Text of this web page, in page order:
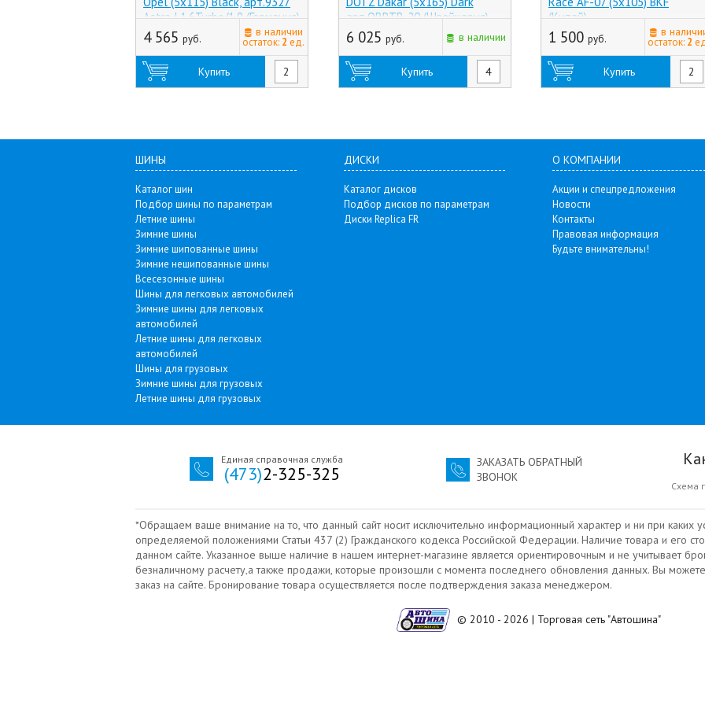
Astra J 1.6Turbo/1.9 (Германия)
4 565 руб.
в наличии
остаток: 2 ед.
Купить
арт.ORPTB-20 (Швейцария)
6 025 руб. в наличии
Купить
(Китай)
1 500 руб.
в
остаток: 2
Купить
ШИНЫ
Каталог шин
Подбор шины по параметрам
Летние шины
Зимние шины
Зимние шипованные шины
Зимние нешипованные шины
Всесезонные шины
Шины для легковых автомобилей
Зимние шины для легковых
автомобилей
Летние шины для легковых
автомобилей
Шины для грузовых
Зимние шины для грузовых
Летние шины для грузовых
ДИСКИ
Каталог дисков
Подбор дисков по параметрам
Диски Replica FR
О КОМПАНИИ
Акции и спецпредложения
Новости
Контакты
Правовая информация
Будьте внимательны!
Единая справочная служба
(473)2-325-325
ЗАКАЗАТЬ ОБРАТНЫЙ
ЗВОНОК
Схема
*Обращаем ваше внимание на то, что данный сайт носит исключительно информационный характер и ни при каких
определяемой положениями Статьи 437 (2) Гражданского кодекса Российской Федерации. Наличие товара и его
данном сайте. Указанное выше наличие в нашем интернет-магазине является ориентировочным и не учитывает
безналичному расчету‚а также продажи, которые произошли с момента последнего обновления данных. Вы
заказ на сайте. Бронирование товара осуществляется после подтверждения заказа менеджером.
© 2010 - 2026 | Торговая сеть "Автошина"